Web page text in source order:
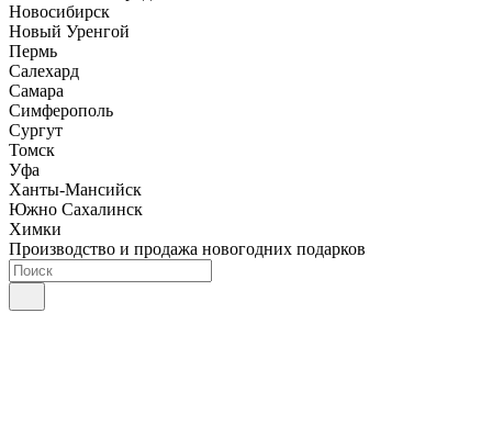
Новосибирск
Новый Уренгой
Пермь
Салехард
Самара
Симферополь
Сургут
Томск
Уфа
Ханты-Мансийск
Южно Сахалинск
Химки
Производство и продажа новогодних подарков